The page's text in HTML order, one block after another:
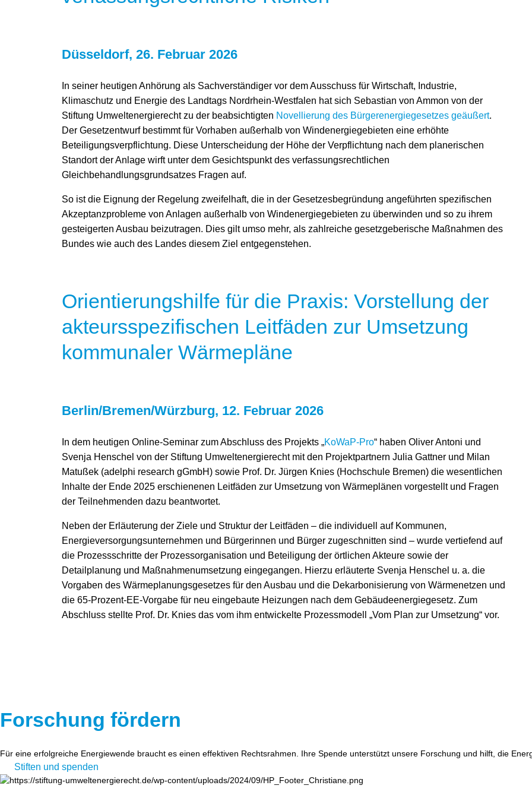
Düsseldorf, 26. Februar 2026
In seiner heutigen Anhörung als Sachverständiger vor dem Ausschuss für Wirtschaft, Industrie,
Klimaschutz und Energie des Landtags Nordrhein-Westfalen hat sich Sebastian von Ammon von der
Stiftung Umweltenergierecht zu der beabsichtigten Novellierung des Bürgerenergiegesetzes geäußert.
Der Gesetzentwurf bestimmt für Vorhaben außerhalb von Windenergiegebieten eine erhöhte
Beteiligungsverpflichtung. Diese Unterscheidung der Höhe der Verpflichtung nach dem planerischen
Standort der Anlage wirft unter dem Gesichtspunkt des verfassungsrechtlichen
Gleichbehandlungsgrundsatzes Fragen auf.
So ist die Eignung der Regelung zweifelhaft, die in der Gesetzesbegründung angeführten spezifischen
Akzeptanzprobleme von Anlagen außerhalb von Windenergiegebieten zu überwinden und so zu ihrem
gesteigerten Ausbau beizutragen. Dies gilt umso mehr, als zahlreiche gesetzgeberische Maßnahmen des
Bundes wie auch des Landes diesem Ziel entgegenstehen.
Orientierungshilfe für die Praxis: Vorstellung der
akteursspezifischen Leitfäden zur Umsetzung
kommunaler Wärmepläne
Berlin/Bremen/Würzburg, 12. Februar 2026
In dem heutigen Online-Seminar zum Abschluss des Projekts „KoWaP-Pro“ haben Oliver Antoni und
Svenja Henschel von der Stiftung Umweltenergierecht mit den Projektpartnern Julia Gattner und Milan
Matußek (adelphi research gGmbH) sowie Prof. Dr. Jürgen Knies (Hochschule Bremen) die wesentlichen
Inhalte der Ende 2025 erschienenen Leitfäden zur Umsetzung von Wärmeplänen vorgestellt und Fragen
der Teilnehmenden dazu beantwortet.
Neben der Erläuterung der Ziele und Struktur der Leitfäden – die individuell auf Kommunen,
Energieversorgungsunternehmen und Bürgerinnen und Bürger zugeschnitten sind – wurde vertiefend auf
die Prozessschritte der Prozessorganisation und Beteiligung der örtlichen Akteure sowie der
Detailplanung und Maßnahmenumsetzung eingegangen. Hierzu erläuterte Svenja Henschel u. a. die
Vorgaben des Wärmeplanungsgesetzes für den Ausbau und die Dekarbonisierung von Wärmenetzen und
die 65-Prozent-EE-Vorgabe für neu eingebaute Heizungen nach dem Gebäudeenergiegesetz. Zum
Abschluss stellte Prof. Dr. Knies das vom ihm entwickelte Prozessmodell „Vom Plan zur Umsetzung“ vor.
Forschung fördern
Für eine erfolgreiche Energiewende braucht es einen effektiven Rechtsrahmen. Ihre Spende unterstützt unsere Forschung und hilft, die
Stiften und spenden